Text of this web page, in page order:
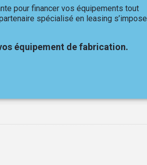
pour financer vos équipements tout
spécialisé en leasing s’impose
équipement de fabrication.